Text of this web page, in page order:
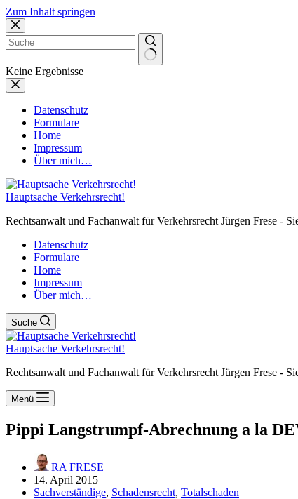
Zum Inhalt springen
Keine Ergebnisse
Datenschutz
Formulare
Home
Impressum
Über mich…
Hauptsache Verkehrsrecht!
Rechtsanwalt und Fachanwalt für Verkehrsrecht Jürgen Frese -
Datenschutz
Formulare
Home
Impressum
Über mich…
Suche
Hauptsache Verkehrsrecht!
Rechtsanwalt und Fachanwalt für Verkehrsrecht Jürgen Frese -
Menü
Pippi Langstrumpf-Abrechnung a la
RA FRESE
14. April 2015
Sachverständige, Schadensrecht, Totalschaden